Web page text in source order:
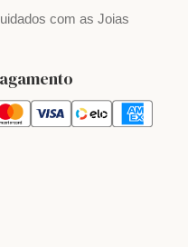
com as Joias